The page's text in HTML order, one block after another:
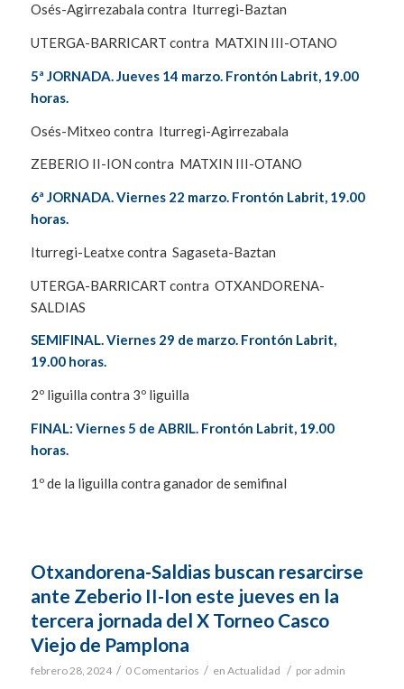
Osés-Agirrezabala contra Iturregi-Baztan
UTERGA-BARRICART contra MATXIN III-OTANO
5ª JORNADA. Jueves 14 marzo. Frontón Labrit, 19.00
horas.
Osés-Mitxeo contra Iturregi-Agirrezabala
ZEBERIO II-ION contra MATXIN III-OTANO
6ª JORNADA. Viernes 22 marzo. Frontón Labrit, 19.00
horas.
Iturregi-Leatxe contra Sagaseta-Baztan
UTERGA-BARRICART contra OTXANDORENA-
SALDIAS
SEMIFINAL. Viernes 29 de marzo. Frontón Labrit,
19.00 horas.
2º liguilla contra 3º liguilla
FINAL: Viernes 5 de ABRIL. Frontón Labrit, 19.00
horas.
1º de la liguilla contra ganador de semifinal
Otxandorena-Saldias buscan resarcirse
ante Zeberio II-Ion este jueves en la
tercera jornada del X Torneo Casco
Viejo de Pamplona
febrero 28, 2024 / 0 Comentarios / en Actualidad / por admin